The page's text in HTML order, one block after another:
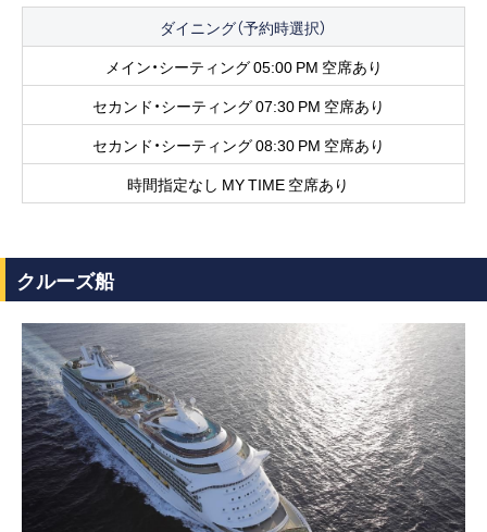
ダイニング（予約時選択）
メイン・シーティング 05:00 PM 空席あり
セカンド・シーティング 07:30 PM 空席あり
セカンド・シーティング 08:30 PM 空席あり
時間指定なし MY TIME 空席あり
クルーズ船